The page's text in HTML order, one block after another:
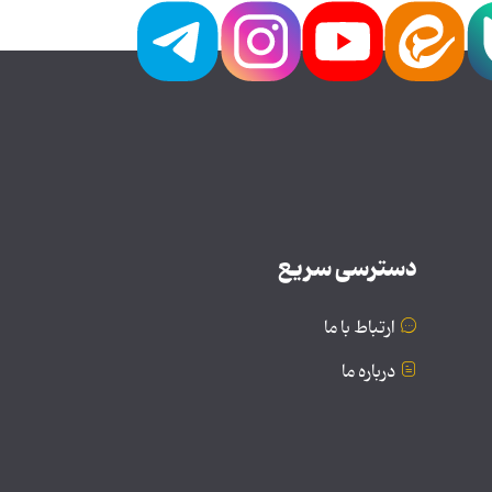
دسترسی سریع
ارتباط با ما
درباره ما